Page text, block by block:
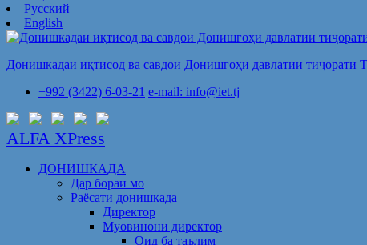
Русский
English
Донишкадаи иқтисод ва савдои Донишгоҳи давлатии тиҷорати
+992 (3422) 6-03-21 e-mail: info@iet.tj
ALFA XPress
ДОНИШКАДА
Дар бораи мо
Раёсати донишкада
Директор
Муовинони директор
Оид ба таълим